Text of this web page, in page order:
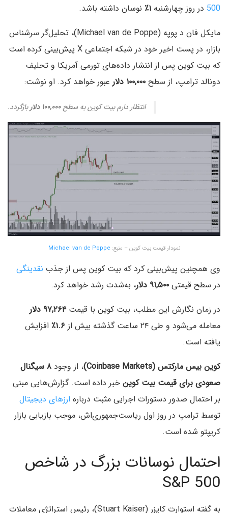
500 در روز چهارشنبه ۱٪ نوسان داشته باشد.
مایکل فان د پوپه (Michael van de Poppe)، تحلیل‌گر سرشناس
بازار، در پست اخیر خود در شبکه اجتماعی X پیش‌بینی کرده است
که بیت‌ کوین پس از انتشار داده‌های تورمی آمریکا و تحلیف
دونالد ترامپ، از سطح ۱۰۰,۰۰۰ دلار عبور خواهد کرد. او نوشت:
انتظار دارم بیت‌ کوین به سطح۱۰۰,۰۰۰ دلار بازگردد.
نمودار قیمت بیت کوین – منبع: Michael van de Poppe
وی همچنین پیش‌بینی کرد که بیت‌ کوین پس از جذب نقدینگی
در سطح قیمتی ۹۱,۵۰۰ دلار
، به‌شدت رشد خواهد کرد.
در زمان نگارش این مطلب، بیت‌ کوین با قیمت۹۷,۲۶۴ دلار
معامله می‌شود و طی ۲۴ ساعت گذشته بیش از
۱.۶٪ افزایش
یافته است.
کوین بیس مارکتس (Coinbase Markets)
، از وجود
۸ سیگنال
صعودی برای قیمت بیت‌ کوین خبر داده است. گزارش‌هایی مبنی
بر احتمال صدور دستورات اجرایی مثبت درباره ارزهای دیجیتال
توسط ترامپ در روز اول ریاست‌جمهوری‌اش، موجب بازیابی بازار
کریپتو شده است.
احتمال نوسانات بزرگ در شاخص
S&P 500
به گفته استوارت کایزر (Stuart Kaiser)، رئیس استراتژی معاملات